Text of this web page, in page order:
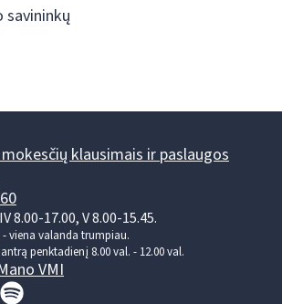
klausimais ir paslaugos
8.00-17.00, V 8.00-15.45.
- viena valanda trumpiau.
penktadienį 8.00 val. - 12.00 val.
VMI